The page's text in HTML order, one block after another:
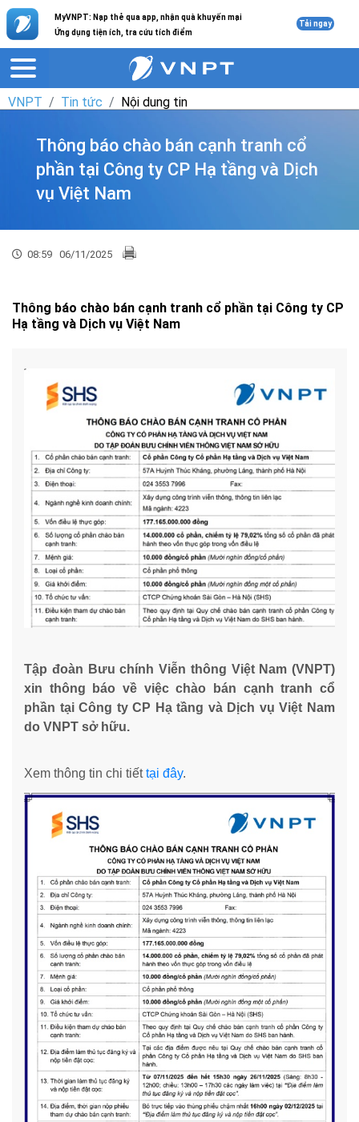
MyVNPT: Nạp thẻ qua app, nhận quà khuyến mại
Ứng dụng tiện ích, tra cứu tích điểm
Tải ngay
VNPT Tin tức Nội dung tin
Thông báo chào bán cạnh tranh cổ
phần tại Công ty CP Hạ tầng và Dịch
vụ Việt Nam
08:59 06/11/2025
Thông báo chào bán cạnh tranh cổ phần tại Công ty CP
Hạ tầng và Dịch vụ Việt Nam
Tập đoàn Bưu chính Viễn thông Việt Nam (VNPT)
xin thông báo về việc chào bán cạnh tranh cổ
phần tại Công ty CP Hạ tầng và Dịch vụ Việt Nam
do VNPT sở hữu.
Xem thông tin chi tiếttại đây.